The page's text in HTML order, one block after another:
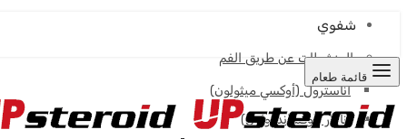
شفوي
المنشطات عن طريق الفم
أناسترول (أوكسي ميثولون)
أناوار (أوكساندرولون)
قائمة طعام